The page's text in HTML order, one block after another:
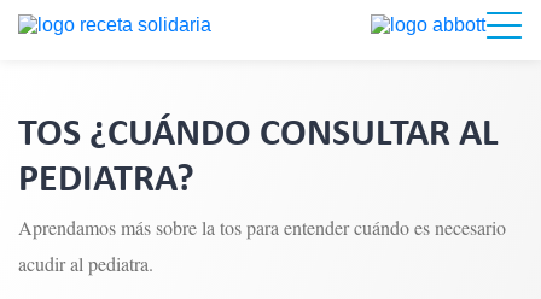
TOS ¿CUÁNDO CONSULTAR AL
PEDIATRA?
Aprendamos más sobre la tos para entender cuándo es necesario
acudir al pediatra.